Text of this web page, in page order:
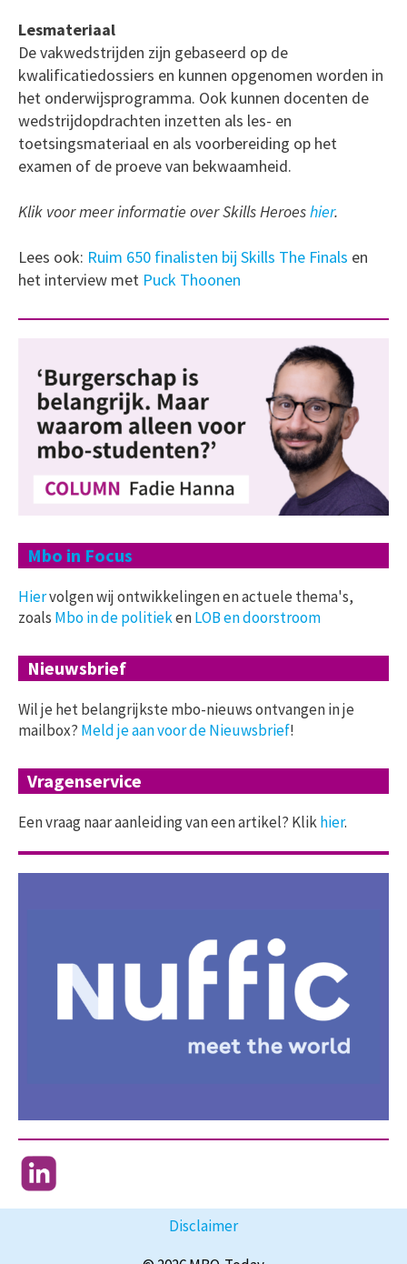
Lesmateriaal
De vakwedstrijden zijn gebaseerd op de
kwalificatiedossiers en kunnen opgenomen worden in
het onderwijsprogramma. Ook kunnen docenten de
wedstrijdopdrachten inzetten als les- en
toetsingsmateriaal en als voorbereiding op het
examen of de proeve van bekwaamheid.
Klik voor meer informatie over Skills Heroeshier.
Lees ook: Ruim 650 finalisten bij Skills The Finals en
het interview met Puck Thoonen
Mbo in Focus
Hiervolgen wij ontwikkelingen en actuele thema's,
zoals Mbo in de politiekenLOB en doorstroom
Nieuwsbrief
Wil je het belangrijkste mbo-nieuws ontvangen in je
mailbox? Meld je aan voor de Nieuwsbrief!
Vragenservice
Een vraag naar aanleiding van een artikel? Klikhier.
Disclaimer